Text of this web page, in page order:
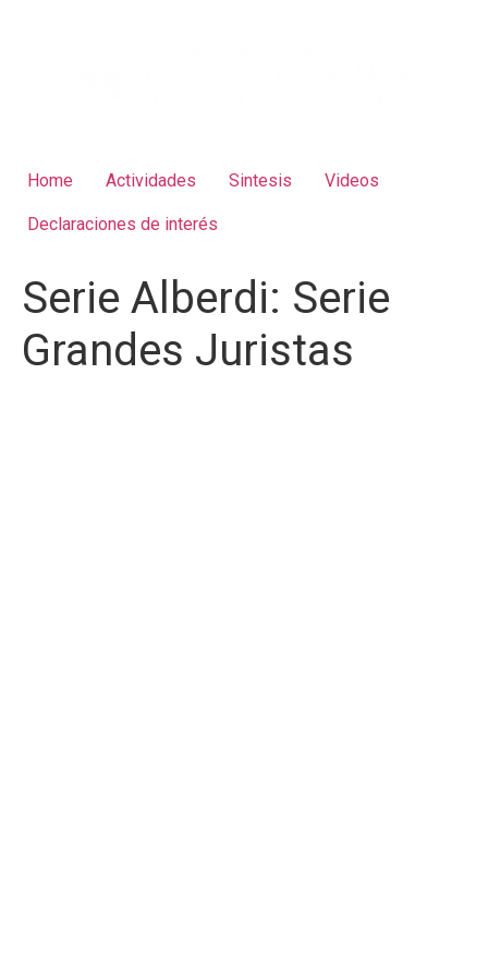
Home Actividades Sintesis Videos
Declaraciones de interés
Serie Alberdi: Serie
Grandes Juristas